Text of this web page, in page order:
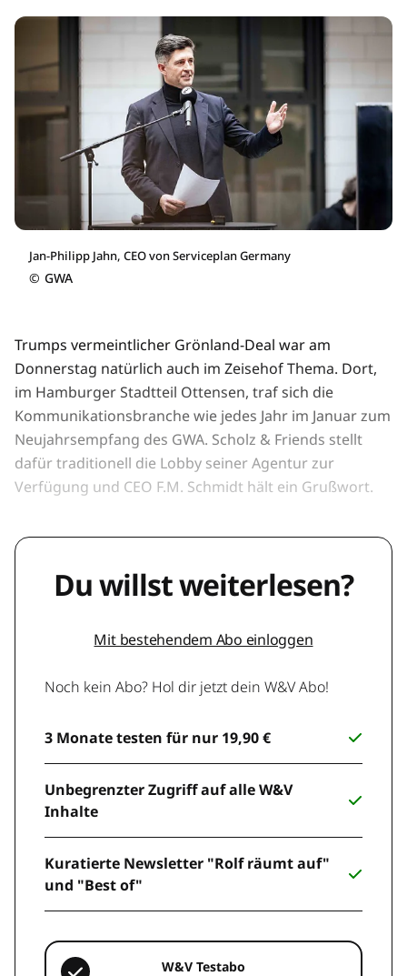
Jan-Philipp Jahn, CEO von Serviceplan Germany
© GWA
Trumps vermeintlicher Grönland-Deal war am
Donnerstag natürlich auch im Zeisehof Thema. Dort,
im Hamburger Stadtteil Ottensen, traf sich die
Kommunikationsbranche wie jedes Jahr im Januar zum
Neujahrsempfang des GWA. Scholz & Friends stellt
dafür traditionell die Lobby seiner Agentur zur
Verfügung und CEO F.M. Schmidt hält ein Grußwort.
Du willst weiterlesen?
Mit bestehendem Abo einloggen
Noch kein Abo? Hol dir jetzt dein W&V Abo!
3 Monate testen für nur 19,90 €
Unbegrenzter Zugriff auf alle W&V
Inhalte
Kuratierte Newsletter "Rolf räumt auf"
und "Best of"
W&V Testabo